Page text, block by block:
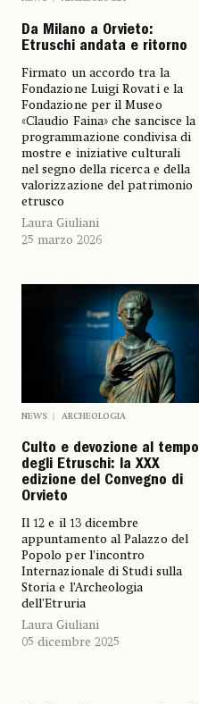
Da Milano a Orvieto:
Etruschi andata e ritorno
Firmato un accordo tra la
Fondazione Luigi Rovati e la
Fondazione per il Museo
«Claudio Faina» che sancisce la
programmazione condivisa di
mostre e iniziative culturali
nel segno della ricerca e della
valorizzazione del patrimonio
etrusco
Laura Giuliani
25 marzo 2026
NEWS ARCHEOLOGIA
Culto e devozione al tempo
degli Etruschi: la XXX
edizione del Convegno di
Orvieto
Il 12 e il 13 dicembre
appuntamento al Palazzo del
Popolo per l’incontro
Internazionale di Studi sulla
Storia e l’Archeologia
dell’Etruria
Laura Giuliani
05 dicembre 2025